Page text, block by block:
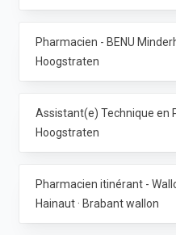
Hoogstraten
Hoogstraten
Hainaut · Brabant wallon